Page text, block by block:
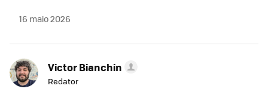
16 maio 2026
Victor Bianchin
Redator